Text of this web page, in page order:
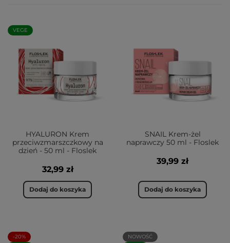
VEGE
HYALURON Krem
przeciwzmarszczkowy na
dzień - 50 ml - Floslek
32,99 zł
Dodaj do koszyka
SNAIL Krem-żel
naprawczy 50 ml - Floslek
39,99 zł
Dodaj do koszyka
-20%
NOWOŚĆ